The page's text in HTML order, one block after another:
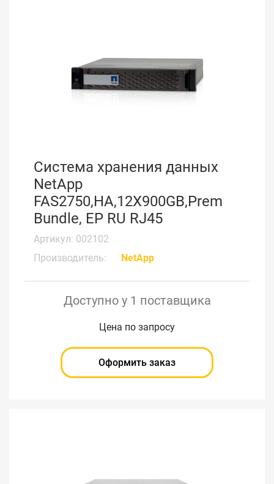
Система хранения данных
NetApp
FAS2750,HA,12X900GB,Prem
Bundle, EP RU RJ45
Артикул: 002102
Производитель:
NetApp
Доступно у 1 поставщика
Цена по запросу
Оформить заказ